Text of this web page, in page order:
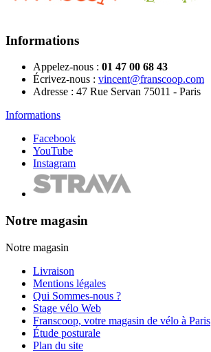
Informations
Appelez-nous : 01 47 00 68 43
Écrivez-nous : vincent@franscoop.com
Adresse : 47 Rue Servan 75011 - Paris
Informations
Facebook
YouTube
Instagram
Notre magasin
Notre magasin
Livraison
Mentions légales
Qui Sommes-nous ?
Stage vélo Web
Franscoop, votre magasin de vélo à Paris
Étude posturale
Plan du site